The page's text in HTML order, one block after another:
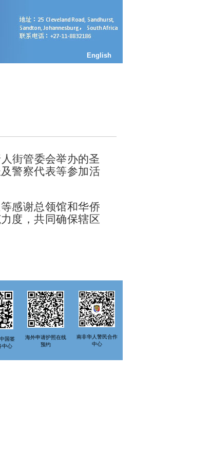
English
街管委会举办的圣
警察代表等参加活
感谢总领馆和华侨
度，共同确保辖区
国签
中心
海外申请护照在线
预约
南非华人警民合作
中心